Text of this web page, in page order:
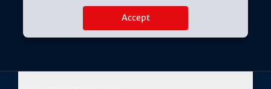
Accept